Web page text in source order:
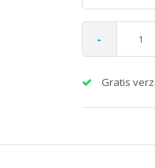
-
Gratis